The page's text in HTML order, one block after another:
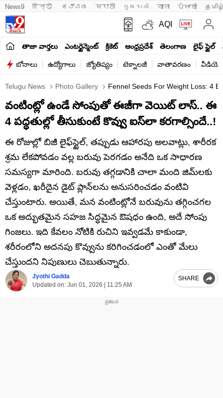
News9 हिन्दी ಕನ್ನಡ मराठी ગુજરાતી বাংলা ਪੰਜਾਬੀ
AQI
తాజా వార్తలు ఎంటర్టైన్మెంట్ క్రికెట్ ఆంధ్రప్రదేశ్ తెలంగాణ లైఫ్ స్టైల్
బోనాలు ఉద్యోగాలు జ్యోతిష్యం టెక్నాలజీ వాతావరణం
Telugu News Photo Gallery Fennel Seeds For Weight Loss: 4
వంటింట్లో ఉండే సోంపుతో ఈజీగా వెయిట్ లాస్.. ఈ
4 పద్ధతుల్లో తీసుకుంటే కొవ్వు ఐస్‌లా కరగాల్సిందే..!
ఈ రోజుల్లో బిజీ లైఫ్‌స్టైల్, తప్పుడు ఆహారపు అలవాట్లు, శారీరక
శ్రమ లేకపోవడం వల్ల బరువు పెరగడం అనేది ఒక సాధారణ
సమస్యగా మారింది. బరువు తగ్గడానికి చాలా మంది జిమ్‌లకు
వెళ్లడం, ఖరీదైన డైట్ ప్లాన్‌లను అనుసరించడం వంటివి
చేస్తుంటారు. అయితే, మన వంటింట్లోనే బరువును తగ్గించగల
ఒక అద్భుతమైన సహజ సిద్ధమైన ఔషధం ఉంది, అదే సోంపు
గింజలు. ఇది కేవలం నోటికి రుచిని ఇవ్వడమే కాకుండా,
శరీరంలోని అదనపు కొవ్వును కరిగించడంలో ఎంతో మేలు
చేస్తుందని నిపుణులు చెబుతున్నారు.
Jyothi Gadda
Updated on: Jun 01, 2026 | 11:25 AM
SHARE